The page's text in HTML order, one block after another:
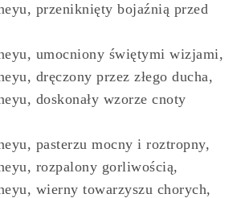
przeniknięty bojaźnią przed
umocniony świętymi wizjami,
dręczony przez złego ducha,
doskonały wzorze cnoty
pasterzu mocny i roztropny,
rozpalony gorliwością,
wierny towarzyszu chorych,